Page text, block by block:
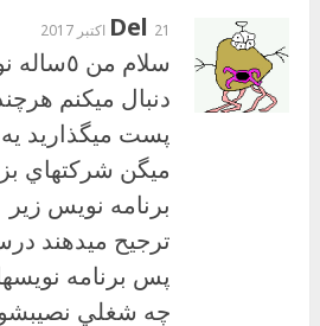
Del 21 اکتبر 2017
سلام من
دنبال ميكنم
پست ميگذاريد
ميگن شركتهاي
ترجيح ميدهند
چه شغلي